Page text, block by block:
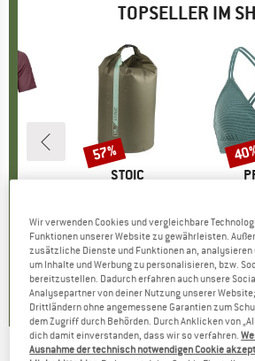
TOPSELLER IM
Preis
MARKE
STOIC
Preis
CHF 9.80 reduzierter Preis
abCHF 4.21
5.0(2)
Rabatt
57%
CHF
Wir verwenden Cookies und vergleichbare
Funktionen unserer Website zu gewährleisten.
zusätzliche Dienste und Funktionen an,
um Inhalte und Werbung zu personalisieren, bzw.
bereitzustellen. Dadurch erfahren auch unsere
Analysepartner von deiner Nutzung unserer
Drittländern ohne angemessene Garantien zum
dem Zugriff durch Behörden. Durch Anklicken von
dich damit einverstanden, dass wir so verfahren.
Ausnahme der technisch notwendigen Cookie